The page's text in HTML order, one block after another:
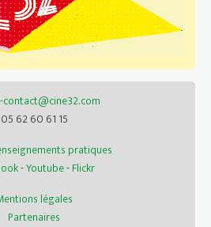
05 62 60 61 15
pratiques
-Youtube-Flickr
légales
Partenaires